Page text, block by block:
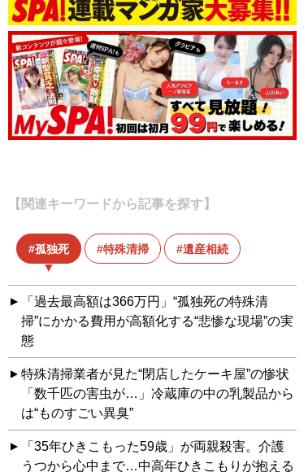
【関連キーワードから記事を探す】
孤独死 特殊清掃 遺産相続
「過去最高額は366万円」“孤独死の特殊清
掃”にかかる費用が高額化する“悲惨な現場”の実
態
特殊清掃業者が見た“閉店したケーキ屋”の惨状
「数千匹の害虫が…」冷蔵庫の中の乳製品から
は“ものすごい異臭”
「35年ひきこもった59歳」が両親殺害。介護
うつから心中まで…中高年ひきこもりが抱える